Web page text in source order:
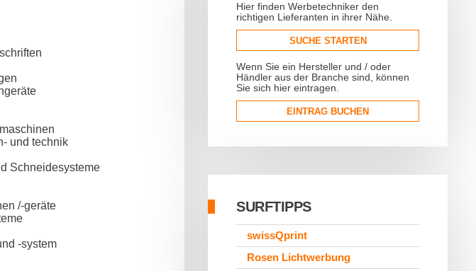
und technik
Schneidesysteme
/-geräte
-system
Hier finden Werbetechniker den
richtigen Lieferanten in ihrer Nähe.
SUCHE STARTEN
Wenn Sie ein Hersteller und / oder
Händler aus der Branche sind, können
Sie sich hier eintragen.
EINTRAG BUCHEN
SURFTIPPS
swissQprint
Rosen Lichtwerbung